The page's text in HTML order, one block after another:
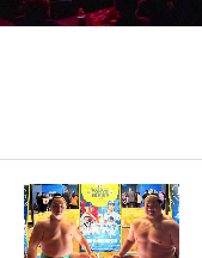
会社概要
English